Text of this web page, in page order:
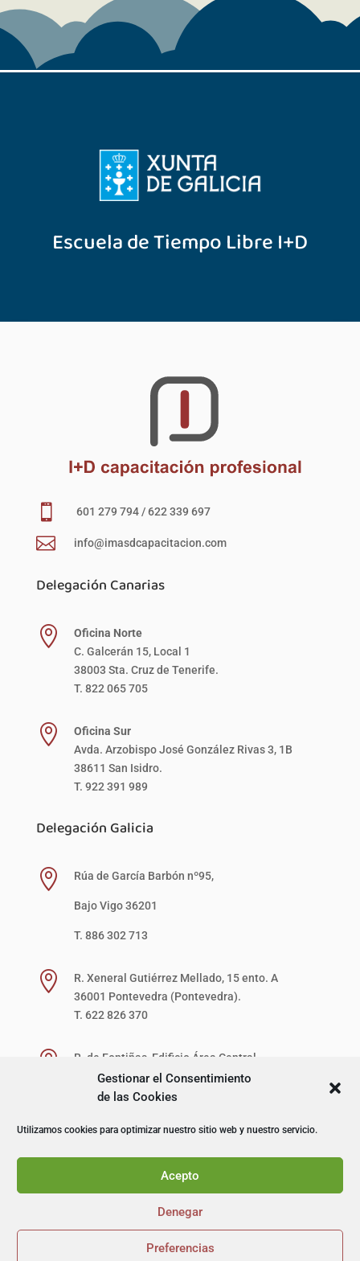
Gestionar el Consentimiento
de las Cookies
Utilizamos cookies para optimizar nuestro sitio web y nuestro servicio.
Acepto
Denegar
Preferencias
Escuela de Tiempo Libre I+D
 601 279 794 / 622 339 697
 info@imasdcapacitacion.com
Delegación Canarias

Oficina Norte
C. Galcerán 15, Local 1
38003 Sta. Cruz de Tenerife.
T. 822 065 705

Oficina Sur
Avda. Arzobispo José González Rivas 3, 1B
38611 San Isidro.
T. 922 391 989
Delegación Galicia
 Rúa de García Barbón nº95,
Bajo Vigo 36201
T. 886 302 713

R. Xeneral Gutiérrez Mellado, 15 ento. A
36001 Pontevedra (Pontevedra).
T. 622 826 370

R. de Fontiñas, Edificio Área Central,
1ª Planta, Local 27-D (zona verde)
15707 Santiago de Compostela (A Coruña).